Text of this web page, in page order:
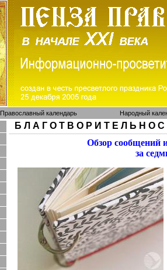
Православный календарь Народный
Б Л А Г О Т В О Р И Т Е Л Ь Н О С
Обзор сообщений
за